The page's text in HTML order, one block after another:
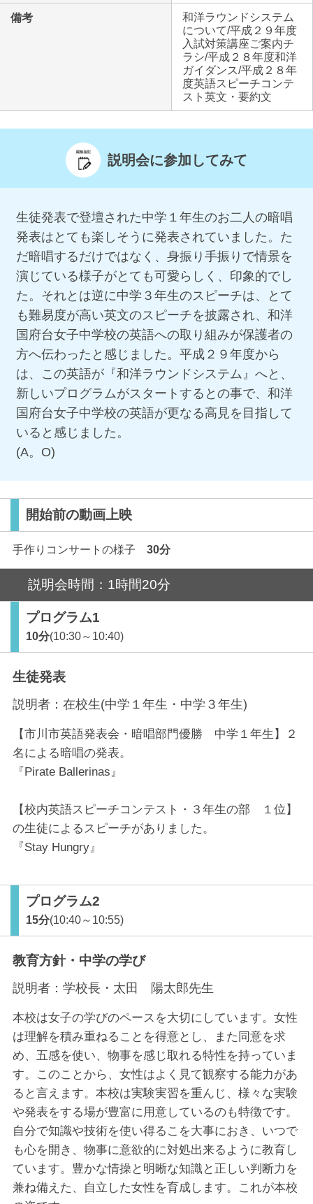
備考
和洋ラウンドシステム
について/平成２９年度
入試対策講座ご案内チ
ラシ/平成２８年度和洋
ガイダンス/平成２８年
度英語スピーチコンテ
スト英文・要約文
説明会に参加してみて
生徒発表で登壇された中学１年生のお二人の暗唱
発表はとても楽しそうに発表されていました。た
だ暗唱するだけではなく、身振り手振りで情景を
演じている様子がとても可愛らしく、印象的でし
た。それとは逆に中学３年生のスピーチは、とて
も難易度が高い英文のスピーチを披露され、和洋
国府台女子中学校の英語への取り組みが保護者の
方へ伝わったと感じました。平成２９年度から
は、この英語が『和洋ラウンドシステム』へと、
新しいプログラムがスタートするとの事で、和洋
国府台女子中学校の英語が更なる高見を目指して
いると感じました。
(A。O)
開始前の動画上映
手作りコンサートの様子 30分
説明会時間：1時間20分
プログラム1
10分(10:30～10:40)
生徒発表
説明者： 在校生(中学１年生・中学３年生)
【市川市英語発表会・暗唱部門優勝 中学１年生】２
名による暗唱の発表。
『Pirate Ballerinas』
【校内英語スピーチコンテスト・３年生の部 １位】
の生徒によるスピーチがありました。
『Stay Hungry』
プログラム2
15分(10:40～10:55)
教育方針・中学の学び
説明者： 学校長・太田 陽太郎先生
本校は女子の学びのペースを大切にしています。女性
は理解を積み重ねることを得意とし、また同意を求
め、五感を使い、物事を感じ取れる特性を持っていま
す。このことから、女性はよく見て観察する能力があ
ると言えます。本校は実験実習を重んじ、様々な実験
や発表をする場が豊富に用意しているのも特徴です。
自分で知識や技術を使い得るこを大事におき、いつで
も心を開き、物事に意欲的に対処出来るように教育し
ています。豊かな情操と明晰な知識と正しい判断力を
兼ね備えた、自立した女性を育成します。これが本校